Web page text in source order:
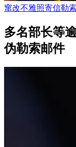
窜改不雅照寄信勒
多名部长等
伪勒索邮件